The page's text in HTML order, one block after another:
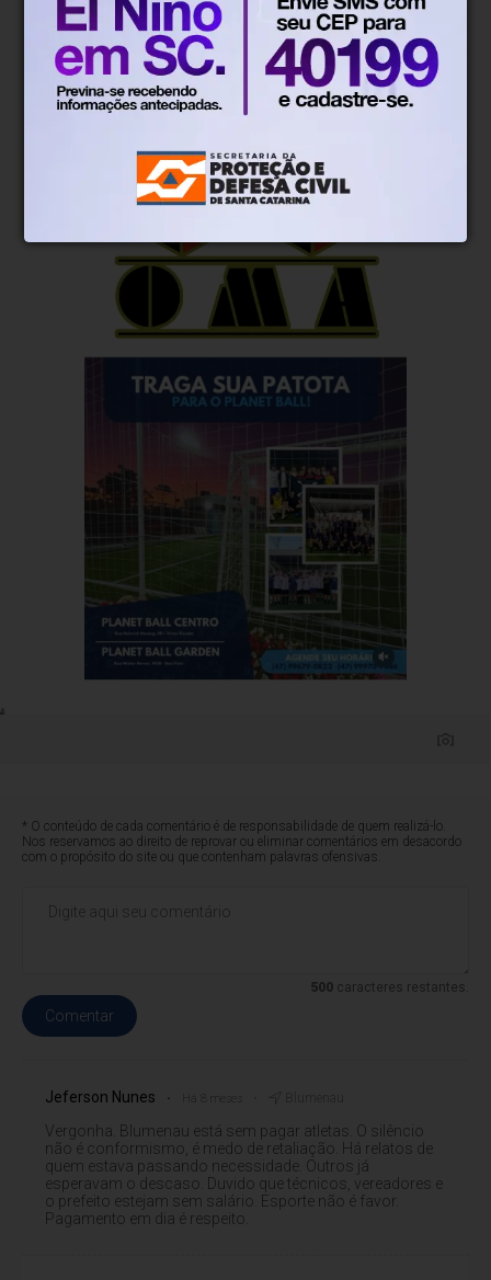
* O conteúdo de cada comentário é de responsabilidade de quem realizá-lo.
Nos reservamos ao direito de reprovar ou eliminar comentários em desacordo
com o propósito do site ou que contenham palavras ofensivas.
500caracteres restantes.
Comentar
Jeferson Nunes Há 8 meses
Vergonha. Blumenau está sem pagar atletas. O silêncio
não é conformismo, é medo de retaliação. Há relatos de
quem estava passando necessidade. Outros já
esperavam o descaso. Duvido que técnicos, vereadores e
o prefeito estejam sem salário. Esporte não é favor.
Pagamento em dia é respeito.